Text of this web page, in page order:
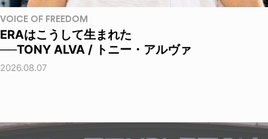
VOICE OF FREEDOM
ERAはこうして生まれた
──TONY ALVA / トニー・アルヴァ
2026.08.07